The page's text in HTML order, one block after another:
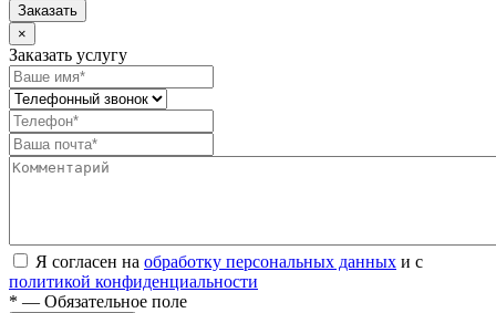
Заказать
×
Заказать услугу
Я согласен на обработку персональных данных и с
политикой конфиденциальности
* — Обязательное поле